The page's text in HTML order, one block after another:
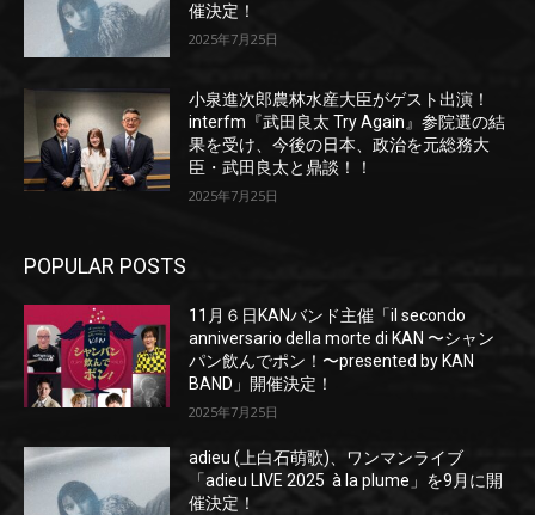
催決定！
2025年7月25日
小泉進次郎農林水産大臣がゲスト出演！
interfm『武田良太 Try Again』参院選の結
果を受け、今後の日本、政治を元総務大
臣・武田良太と鼎談！！
2025年7月25日
POPULAR POSTS
11月６日KANバンド主催「il secondo
anniversario della morte di KAN 〜シャン
パン飲んでポン！〜presented by KAN
BAND」開催決定！
2025年7月25日
adieu (上白石萌歌)、ワンマンライブ
「adieu LIVE 2025 à la plume」を9月に開
催決定！